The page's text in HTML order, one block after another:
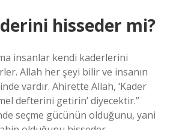
hisseder mi?
insanlar kendi kaderlerini
Allah her şeyi bilir ve insanın
vardır. Ahirette Allah, ‘Kader
defterini getirin’ diyecektir.”
seçme gücünün olduğunu, yani